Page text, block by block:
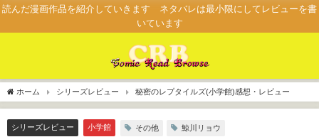
読んだ漫画作品を紹介していきます ネタバレは最小限にしてレビューを書
いています
ホーム シリーズレビュー 秘密のレプタイルズ(小学館)感想・レビュー
シリーズレビュー 小学館 その他 鯨川リョウ